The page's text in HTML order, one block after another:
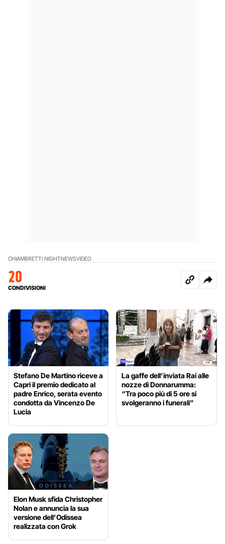
CHIAMBRETTI NIGHTNEWSVIDEO
20
CONDIVISIONI
Stefano De Martino riceve a
Capri il premio dedicato al
padre Enrico, serata evento
condotta da Vincenzo De
Lucia
La gaffe dell’inviata Rai alle
nozze di Donnarumma:
“Tra poco più di 5 ore si
svolgeranno i funerali”
Elon Musk sfida Christopher
Nolan e annuncia la sua
versione dell’Odissea
realizzata con Grok